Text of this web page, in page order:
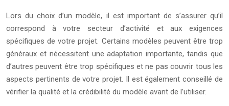
Lors du choix d’un modèle, il est important de s’assurer qu’il
correspond à votre secteur d’activité et aux exigences
spécifiques de votre projet. Certains modèles peuvent être trop
généraux et nécessitent une adaptation importante, tandis que
d’autres peuvent être trop spécifiques et ne pas couvrir tous les
aspects pertinents de votre projet. Il est également conseillé de
vérifier la qualité et la crédibilité du modèle avant de l’utiliser.